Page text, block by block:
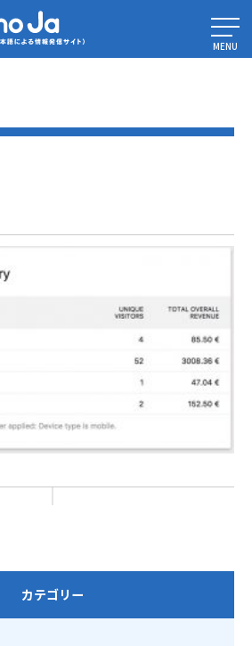
うにカスタマイズする 9 つの方法
MENU
カテゴリー